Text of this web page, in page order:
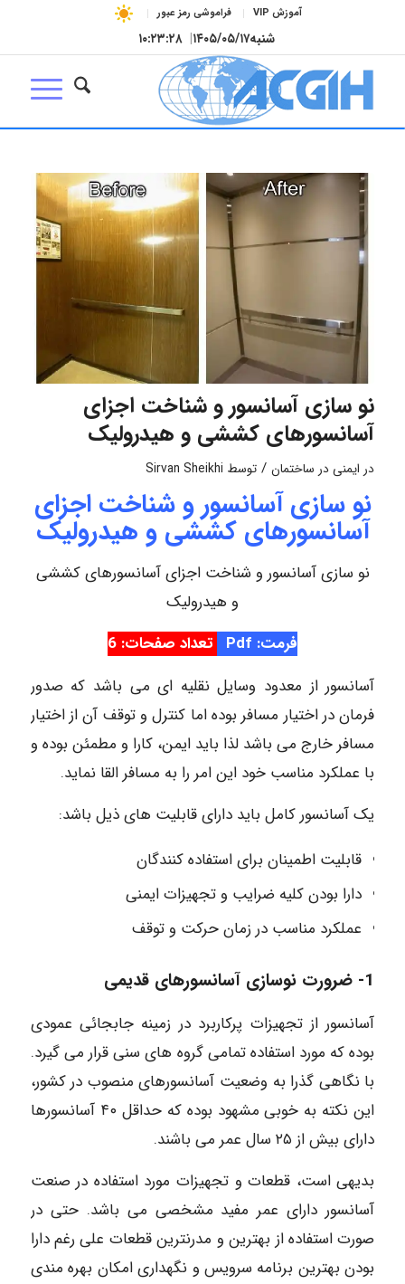
آموزش VIP فراموشی رمز عبور
شنبه۱۴۰۵/۰۵/۱۷| ۱۰:۲۳:۲۹
نو سازی آسانسور و شناخت اجزای
آسانسورهای کششی و هیدرولیک
در ایمنی در ساختمان / توسط Sirvan Sheikhi
نو سازی آسانسور و شناخت اجزای
آسانسورهای کششی و هیدرولیک
نو سازی آسانسور و شناخت اجزای آسانسورهای کششی
و هیدرولیک
فرمت: Pdf
تعداد صفحات: 6
آسانسور از معدود وسایل نقلیه ای می باشد که صدور
فرمان در اختیار مسافر بوده اما کنترل و توقف آن از اختیار
مسافر خارج می باشد لذا باید ایمن، کارا و مطمئن بوده و
با عملکرد مناسب خود این امر را به مسافر القا نماید.
یک آسانسور کامل باید دارای قابلیت های ذیل باشد:
قابلیت اطمینان برای استفاده کنندگان
دارا بودن کلیه ضرایب و تجهیزات ایمنی
عملکرد مناسب در زمان حرکت و توقف
1- ضرورت نوسازی آسانسورهای قدیمی
آسانسور از تجهیزات پرکاربرد در زمینه جابجائی عمودی
بوده که مورد استفاده تمامی گروه های سنی قرار می گیرد.
با نگاهی گذرا به وضعیت آسانسورهای منصوب در کشور،
این نکته به خوبی مشهود بوده که حداقل ۴۰ آسانسورها
دارای بیش از ۲۵ سال عمر می باشند.
بدیهی است، قطعات و تجهیزات مورد استفاده در صنعت
آسانسور دارای عمر مفید مشخصی می باشد. حتی در
صورت استفاده از بهترین و مدرنترین قطعات علی رغم دارا
بودن بهترین برنامه سرویس و نگهداری امکان بهره مندی